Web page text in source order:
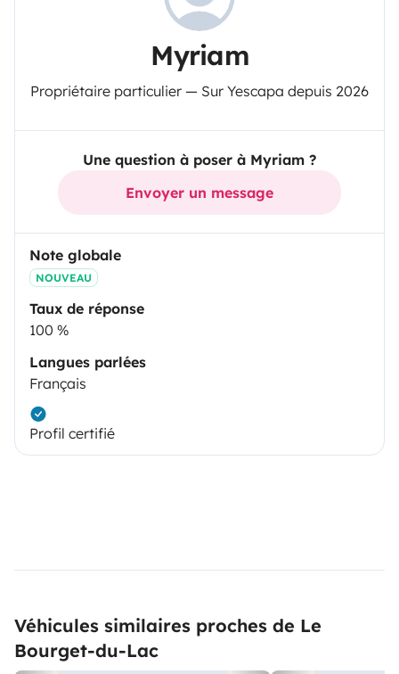
Myriam
Propriétaire particulier — Sur Yescapa depuis 2026
Une question à poser à Myriam ?
Envoyer un message
Note globale
NOUVEAU
Taux de réponse
100 %
Langues parlées
Français
Profil certifié
Véhicules similaires proches de Le
Bourget-du-Lac